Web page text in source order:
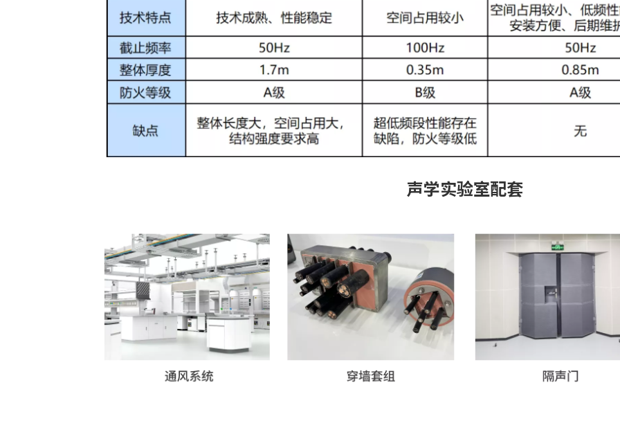
声学实验室配套